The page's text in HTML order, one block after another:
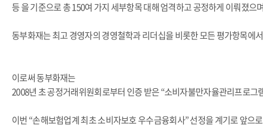
등 을 기준으로 총 150여 가지 세부항목 대해 엄격하고 공정하게 이뤄졌으
동부화재는 최고 경영자의 경영철학과 리더십을 비롯한 모든 평가항목에
이로써 동부화재는
2008년 초 공정거래위원회로부터 인증 받은 “소비자불만자율관리프로
이번 “손해보험업계 최초 소비자보호 우수금융회사” 선정을 계기로 앞